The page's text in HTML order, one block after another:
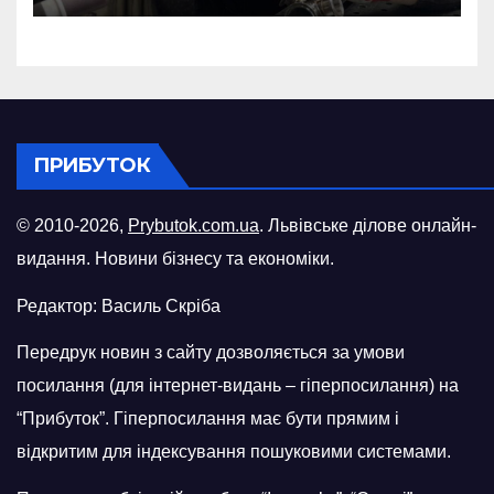
російського БПЛА
ПРИБУТОК
© 2010-2026, Prybutok.com.ua. Львівське ділове онлайн-
видання. Новини бізнесу та економіки.
Редактор: Василь Скріба
Передрук новин з сайту дозволяється за умови
посилання (для інтернет-видань – гіперпосилання) на
“Прибуток”. Гіперпосилання має бути прямим і
відкритим для індексування пошуковими системами.